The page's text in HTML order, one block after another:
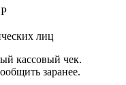
лиц
кассовый чек.
заранее.